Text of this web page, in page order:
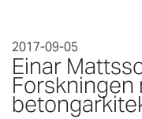
2017-09-05
Einar
Forskningen